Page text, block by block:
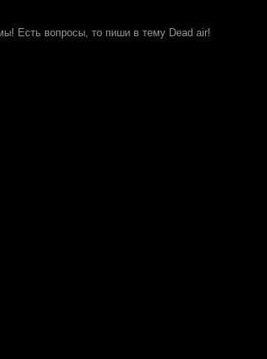
Есть вопросы, то пиши в тему Dead air!